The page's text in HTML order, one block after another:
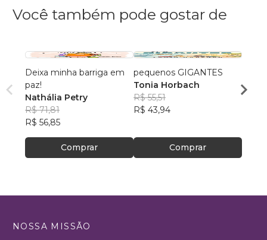
Você também pode gostar de
Deixa minha barriga em
paz!
Nathália Petry
R$ 71,81
R$ 56,85
Comprar
pequenos GIGANTES
Tonia Horbach
R$ 55,51
R$ 43,94
Comprar
R$
NOSSA MISSÃO